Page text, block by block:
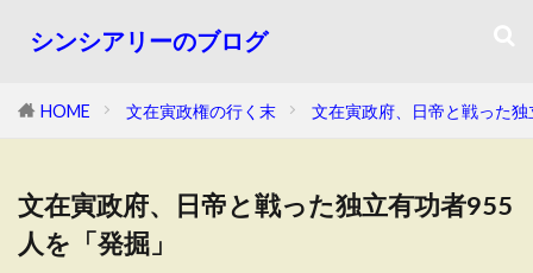
シンシアリーのブログ
HOME 文在寅政権の行く末 文在寅政府、日帝と戦った
文在寅政府、日帝と戦った独立有功者955
人を「発掘」